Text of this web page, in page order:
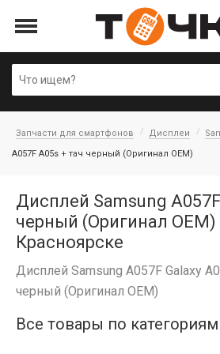
Запчасти для смартфонов Дисплеи
A057F A05s + тач черный (Оригинал OEM)
Дисплей Samsung
черный (Оригинал OEM)
Красноярске
Дисплей Samsung A057F Galaxy
черный (Оригинал OEM)
Все товары по категориям